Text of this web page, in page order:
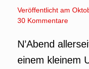
Veröffentlicht am
30 Kommentare
N’Abend
einem kleinem